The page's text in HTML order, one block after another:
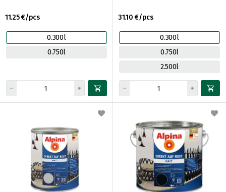
11.25 €/pcs
0.300l
0.750l
31.10 €/pcs
0.300l
0.750l
2.500l